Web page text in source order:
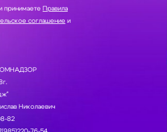
принимаете Правила
соглашение и
Николаевич
82